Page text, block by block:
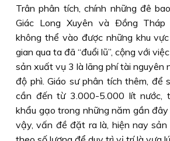
Trân phân tích, chính những đê
Giác Long Xuyên và Ðồng Tháp
không thể vào được những khu
gian qua ta đã “đuổi lũ”, cộng với
sản xuất vụ 3 là lãng phí tài nguyên
độ phì. Giáo sư phân tích thêm, để
cần đến từ 3.000-5.000 lít nước,
khẩu gạo trong những năm gần
vậy, vấn đề đặt ra là, hiện nay